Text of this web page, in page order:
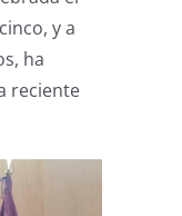
la
Academia
de
Psicología
de
la
declaración
de
y a
ha
reciente